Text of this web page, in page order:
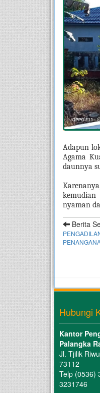
Adapun
Agama
daunnya
kemudian
nyaman
Berita
Hubungi
Kantor
Palangka
Jl. Tjilik
73112
Telp (0536)
3231746